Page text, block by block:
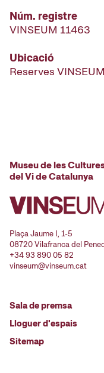
Núm. registre
VINSEUM 11463
Ubicació
Reserves VINSEUM
Museu de les
del Vi de Catalunya
Plaça Jaume I, 1-5
08720 Vilafranca del
+34 93 890 05 82
vinseum@vinseum.cat
Sala de premsa
Lloguer d'espais
Sitemap